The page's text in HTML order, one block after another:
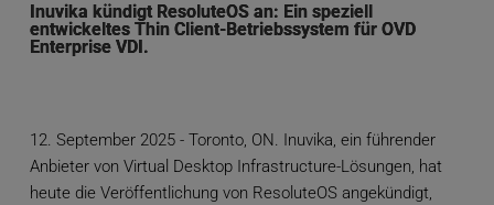
Inuvika kündigt ResoluteOS an: Ein speziell
entwickeltes Thin Client-Betriebssystem für OVD
Enterprise VDI.
12. September 2025 - Toronto, ON. Inuvika, ein führender
Anbieter von Virtual Desktop Infrastructure-Lösungen, hat
heute die Veröffentlichung von ResoluteOS angekündigt,